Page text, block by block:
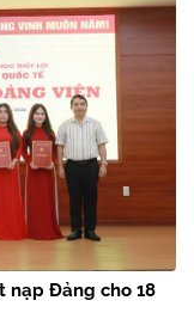
nạp Đảng cho 18